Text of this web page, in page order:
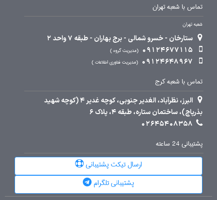
تماس با شعبه تهران
شعبه تهران
ستارخان - خسرو شمالی - برج بهاران - طبقه 7 واحد 2
09124677115
مدیریت گروه
09124648967 مدیریت فناوری اطلاعات
تماس با شعبه کرج
البرز، نظرآباد، الغدیر جنوبی، کوچه غدیر 4 (کوچه شهید
بذرپاچ)، ساختمان ستاره، طبقه 4، پلاک 6
02645408358
پشتیبانی 24 ساعته
ارسال تیکت پشتیبانی
پشتیبانی تلگرام